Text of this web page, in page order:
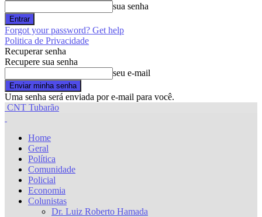
sua senha
Forgot your password? Get help
Politica de Privacidade
Recuperar senha
Recupere sua senha
seu e-mail
Uma senha será enviada por e-mail para você.
CNT Tubarão
Home
Geral
Política
Comunidade
Policial
Economia
Colunistas
Dr. Luiz Roberto Hamada